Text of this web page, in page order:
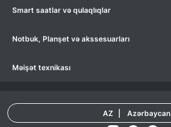
Smart saatlar və qulaqlıqlar
Notbuk, Planşet və akssesuarları
Məişət texnikası
AZ Azərbaycan